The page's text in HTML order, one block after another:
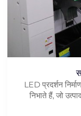
LED प्रदर्शन
निभाते हैं, जो